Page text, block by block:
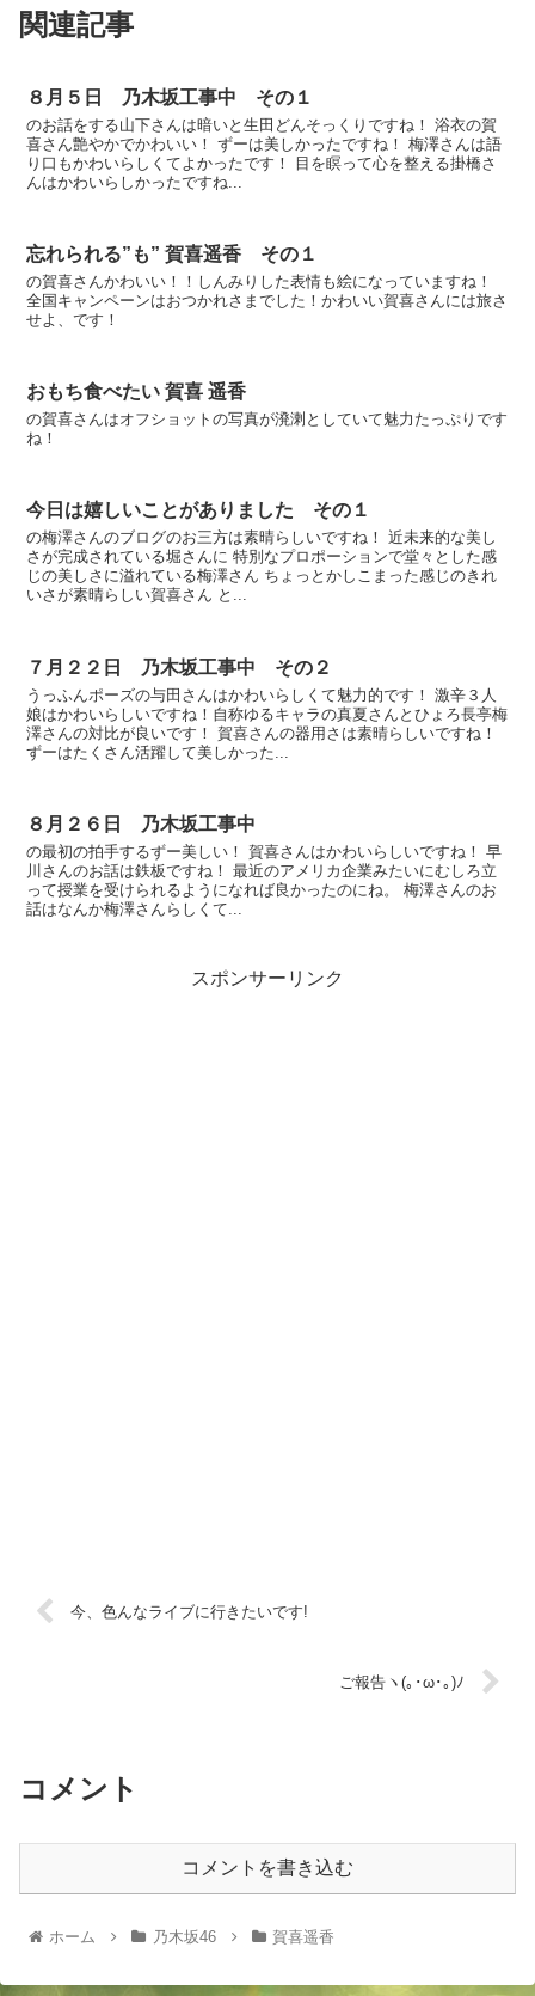
関連記事
８月５日 乃木坂工事中 その１
のお話をする山下さんは暗いと生田どんそっくりですね！ 浴衣の賀
喜さん艶やかでかわいい！ ずーは美しかったですね！ 梅澤さんは語
り口もかわいらしくてよかったです！ 目を瞑って心を整える掛橋さ
んはかわいらしかったですね...
忘れられる”も” 賀喜遥香 その１
の賀喜さんかわいい！！しんみりした表情も絵になっていますね！
全国キャンペーンはおつかれさまでした！かわいい賀喜さんには旅さ
せよ、です！
おもち食べたい 賀喜 遥香
の賀喜さんはオフショットの写真が溌溂としていて魅力たっぷりです
ね！
今日は嬉しいことがありました その１
の梅澤さんのブログのお三方は素晴らしいですね！ 近未来的な美し
さが完成されている堀さんに 特別なプロポーションで堂々とした感
じの美しさに溢れている梅澤さん ちょっとかしこまった感じのきれ
いさが素晴らしい賀喜さん と...
７月２２日 乃木坂工事中 その２
うっふんポーズの与田さんはかわいらしくて魅力的です！ 激辛３人
娘はかわいらしいですね！自称ゆるキャラの真夏さんとひょろ長亭梅
澤さんの対比が良いです！ 賀喜さんの器用さは素晴らしいですね！
ずーはたくさん活躍して美しかった...
８月２６日 乃木坂工事中
の最初の拍手するずー美しい！ 賀喜さんはかわいらしいですね！ 早
川さんのお話は鉄板ですね！ 最近のアメリカ企業みたいにむしろ立
って授業を受けられるようになれば良かったのにね。 梅澤さんのお
話はなんか梅澤さんらしくて...
スポンサーリンク
今、色んなライブに行きたいです!
ご報告ヽ(｡･ω･｡)ﾉ
コメント
コメントを書き込む
ホーム 乃木坂46 賀喜遥香